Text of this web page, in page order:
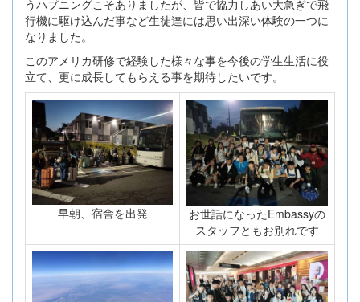
うハプニングこそありましたが、皆で協力しあい大急ぎで飛
行機に駆け込んだ事など生徒達には思い出深い体験の一つに
なりました。
このアメリカ研修で経験した様々な事を今後の学生生活に役
立て、更に成長してもらえる事を期待したいです。
早朝、宿舎を出発
お世話になったEmbassyの
スタッフともお別れです